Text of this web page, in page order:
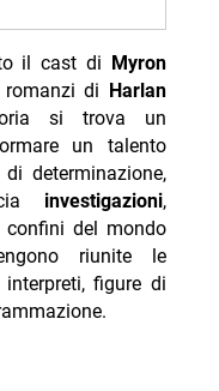
kelley e il team
annuncio ufficiale
del personaggio
in Spagna con
i rumors
il cast di
Myron
di
Harlan
si trova un
un talento
determinazione,
investigazioni,
del mondo
riunite le
figure di